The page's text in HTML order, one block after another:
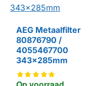
AEG Metaalfilter
80876790 /
4055467700
343x285mm